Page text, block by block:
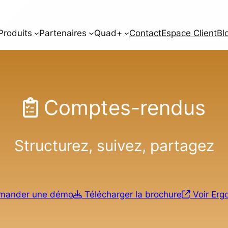
Partenaires Quad+ ContactEspace Client
Comptes-rendus
Structurez, suivez, partagez
une démo Télécharger la brochure Voir